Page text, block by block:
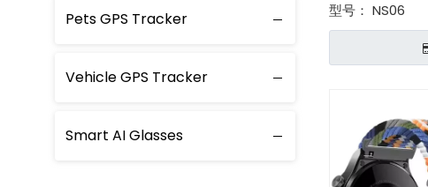
Pets GPS Tracker
Vehicle GPS Tracker
Smart AI Glasses
型号： NS06